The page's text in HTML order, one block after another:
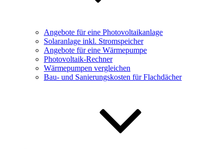
Angebote für eine Photovoltaikanlage
Solaranlage inkl. Stromspeicher
Angebote für eine Wärmepumpe
Photovoltaik-Rechner
Wärmepumpen vergleichen
Bau- und Sanierungskosten für Flachdächer